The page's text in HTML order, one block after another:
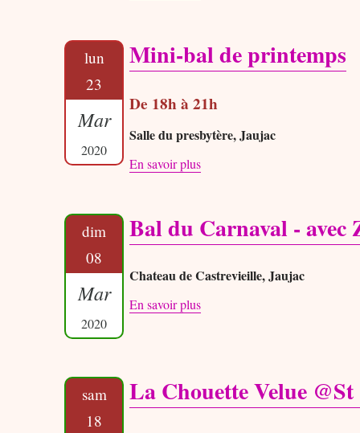
lun
23
Mar
2020
Mini-bal de printemps
De 18h à 21h
Salle du presbytère, Jaujac
En savoir plus
dim
08
Mar
2020
Bal du Carnaval - avec
Chateau de Castrevieille, Jaujac
En savoir plus
sam
18
La Chouette Velue